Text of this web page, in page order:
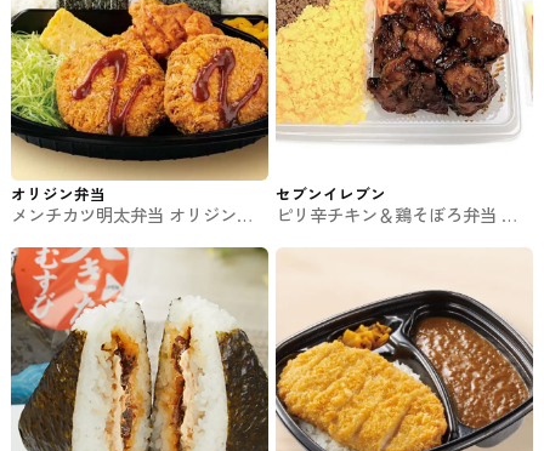
オリジン弁当
メンチカツ明太弁当 オリジン弁
セブンイレブン
ピリ辛チキン＆鶏そぼろ弁当 セ